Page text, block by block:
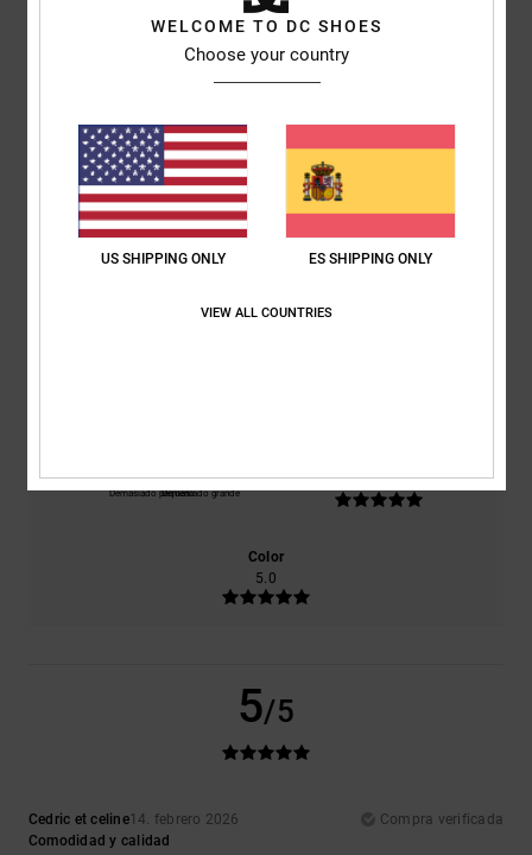
Reseñas de los clientes
Puntuación media
5.0 /5
Demasiado pequeñoDemasiado grande
5.0
Color
5.0
5/5
Cedric et celine14. febrero 2026
Compra verificada
Comodidad y calidad
WELCOME TO DC SHOES
Choose your country
US SHIPPING ONLY ES SHIPPING ONLY
VIEW ALL COUNTRIES